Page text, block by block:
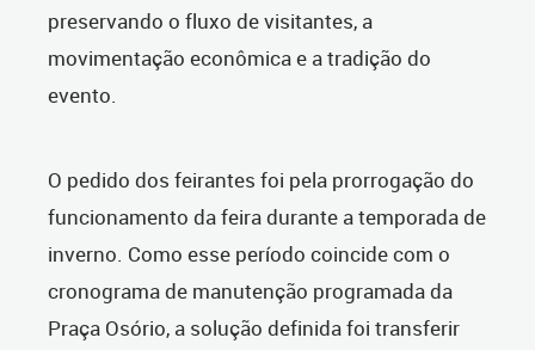
preservando o fluxo de visitantes, a
movimentação econômica e a tradição do
evento.
O pedido dos feirantes foi pela prorrogação do
funcionamento da feira durante a temporada de
inverno. Como esse período coincide com o
cronograma de manutenção programada da
Praça Osório, a solução definida foi transferir